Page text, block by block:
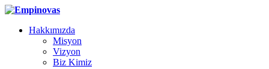
Hakkımızda
Misyon
Vizyon
Biz Kimiz